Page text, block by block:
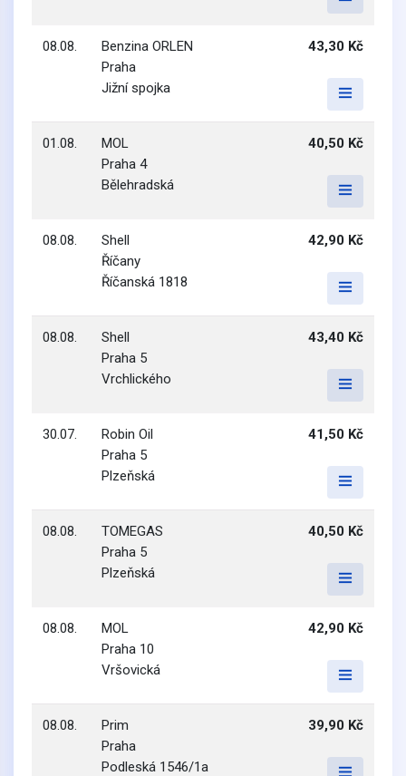
08.08.
Benzina ORLEN
Praha
Jižní spojka
43,30 Kč
01.08.
MOL
Praha 4
Bělehradská
40,50 Kč
08.08.
Shell
Říčany
Říčanská 1818
42,90 Kč
08.08.
Shell
Praha 5
Vrchlického
43,40 Kč
30.07.
Robin Oil
Praha 5
Plzeňská
41,50 Kč
08.08.
TOMEGAS
Praha 5
Plzeňská
40,50 Kč
08.08.
MOL
Praha 10
Vršovická
42,90 Kč
08.08.
Prim
Praha
Podleská 1546/1a
39,90 Kč